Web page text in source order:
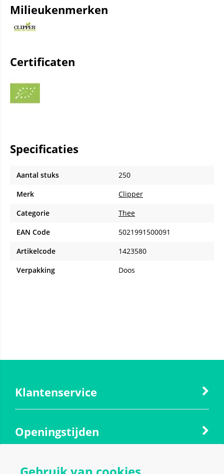
Milieukenmerken
Certificaten
Specificaties
Aantal stuks
250
Merk
Clipper
Categorie
Thee
EAN Code
5021991500091
Artikelcode
1423580
Verpakking
Doos
Klantenservice
Openingstijden
Contact